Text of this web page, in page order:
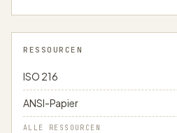
RESSOURCEN
ISO 216
ANSI-Papier
ALLE RESSOURCEN